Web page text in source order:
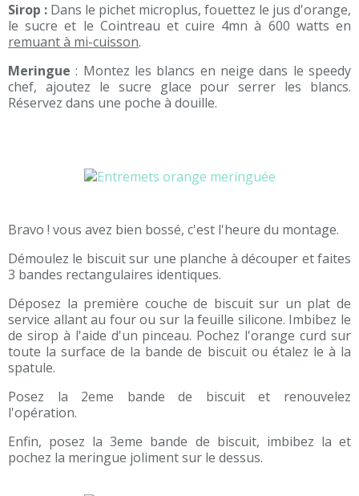
Sirop : Dans le pichet microplus, fouettez le jus d'orange,
le sucre et le Cointreau et cuire 4mn à 600 watts en
remuant à mi-cuisson.
Meringue : Montez les blancs en neige dans le speedy
chef, ajoutez le sucre glace pour serrer les blancs.
Réservez dans une poche à douille.
Bravo ! vous avez bien bossé, c'est l'heure du montage.
Démoulez le biscuit sur une planche à découper et faites
3 bandes rectangulaires identiques.
Déposez la première couche de biscuit sur un plat de
service allant au four ou sur la feuille silicone. Imbibez le
de sirop à l'aide d'un pinceau. Pochez l'orange curd sur
toute la surface de la bande de biscuit ou étalez le à la
spatule.
Posez la 2eme bande de biscuit et renouvelez
l'opération.
Enfin, posez la 3eme bande de biscuit, imbibez la et
pochez la meringue joliment sur le dessus.